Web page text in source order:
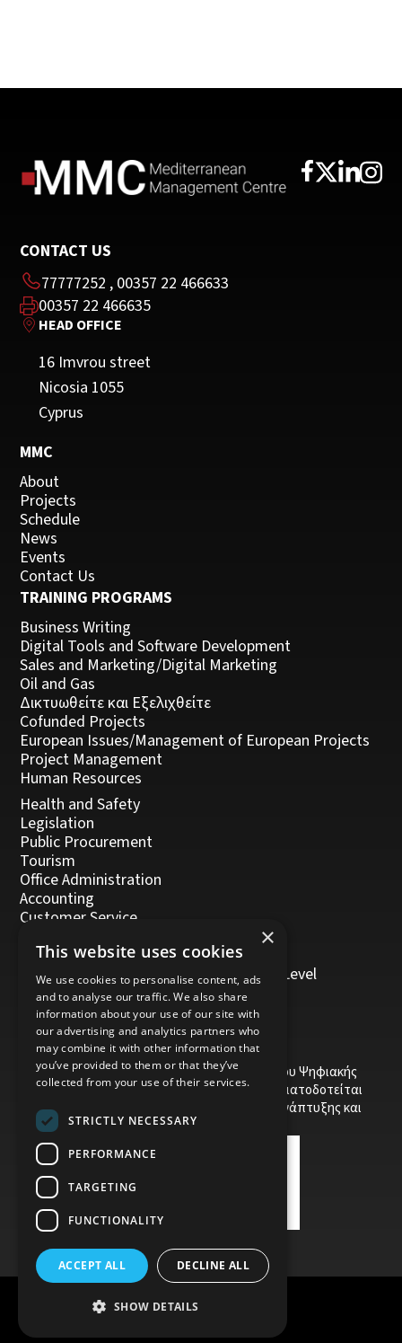
CONTACT US
77777252 , 00357 22 466633
00357 22 466635
HEAD OFFICE
16 Imvrou street
Nicosia 1055
Cyprus
MMC
About
Projects
Schedule
News
Events
Contact Us
TRAINING PROGRAMS
Business Writing
Digital Tools and Software Development
Sales and Marketing/Digital Marketing
Oil and Gas
Δικτυωθείτε και Εξελιχθείτε
Cofunded Projects
European Issues/Management of European Projects
Project Management
Human Resources
Health and Safety
Legislation
Public Procurement
Tourism
Office Administration
Accounting
Customer Service
Management, Leadership and Coaching
Personal Development
Trainers/Trainer of Vocational Training Level
5/Moodle
Το έργο υποβλήθηκε στα πλαίσια του Σχεδίου Ψηφιακής
αναβάθμισης των Επιχειρήσεων και συγχρηματοδοτείται
από το Ευρωπαϊκό Ταμείο Περιφερειακής Ανάπτυξης και
την Κυπριακή Δημοκρατία.
Child Protection Policy
×
This website uses cookies
We use cookies to personalise content, ads
and to analyse our traffic. We also share
information about your use of our site with
our advertising and analytics partners who
may combine it with other information that
you’ve provided to them or that they’ve
collected from your use of their services.
STRICTLY NECESSARY
PERFORMANCE
TARGETING
FUNCTIONALITY
ACCEPT ALL DECLINE ALL
SHOW DETAILS